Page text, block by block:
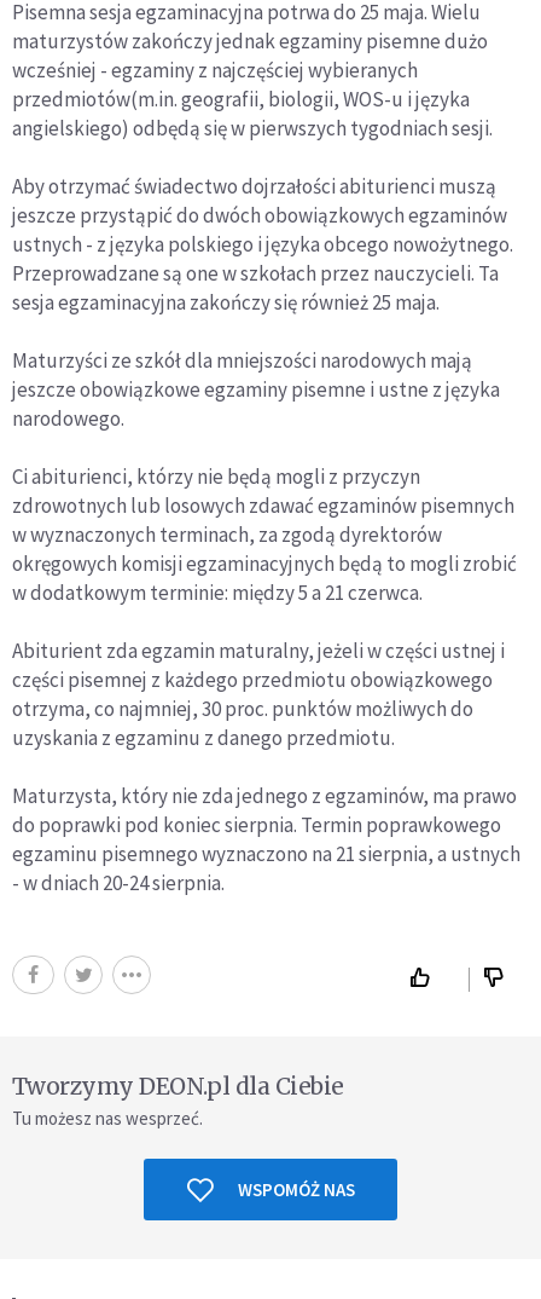
Pisemna sesja egzaminacyjna potrwa do 25 maja. Wielu
maturzystów zakończy jednak egzaminy pisemne dużo
wcześniej - egzaminy z najczęściej wybieranych
przedmiotów(m.in. geografii, biologii, WOS-u i języka
angielskiego) odbędą się w pierwszych tygodniach sesji.
Aby otrzymać świadectwo dojrzałości abiturienci muszą
jeszcze przystąpić do dwóch obowiązkowych egzaminów
ustnych - z języka polskiego i języka obcego nowożytnego.
Przeprowadzane są one w szkołach przez nauczycieli. Ta
sesja egzaminacyjna zakończy się również 25 maja.
Maturzyści ze szkół dla mniejszości narodowych mają
jeszcze obowiązkowe egzaminy pisemne i ustne z języka
narodowego.
Ci abiturienci, którzy nie będą mogli z przyczyn
zdrowotnych lub losowych zdawać egzaminów pisemnych
w wyznaczonych terminach, za zgodą dyrektorów
okręgowych komisji egzaminacyjnych będą to mogli zrobić
w dodatkowym terminie: między 5 a 21 czerwca.
Abiturient zda egzamin maturalny, jeżeli w części ustnej i
części pisemnej z każdego przedmiotu obowiązkowego
otrzyma, co najmniej, 30 proc. punktów możliwych do
uzyskania z egzaminu z danego przedmiotu.
Maturzysta, który nie zda jednego z egzaminów, ma prawo
do poprawki pod koniec sierpnia. Termin poprawkowego
egzaminu pisemnego wyznaczono na 21 sierpnia, a ustnych
- w dniach 20-24 sierpnia.
Tworzymy DEON.pl dla Ciebie
Tu możesz nas wesprzeć.
WSPOMÓŻ NAS